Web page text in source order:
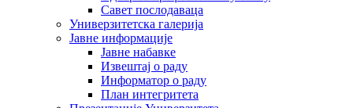
Савет послодаваца
Универзитетска галерија
Јавне информације
Јавне набавке
Извештај о раду
Информатор о раду
План интегритета